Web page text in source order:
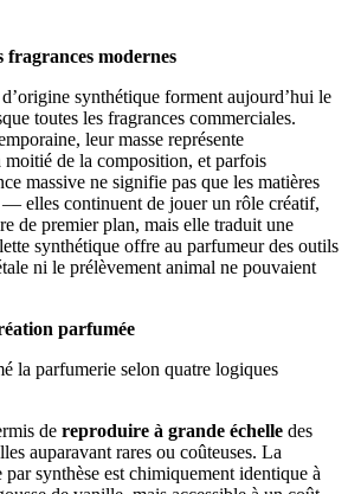
modernes
synthétique forment aujourd’hui le
toutes les fragrances commerciales.
leur masse représente
moitié de la composition, et parfois
massive ne signifie pas que les matières
— elles continuent de jouer un rôle créatif,
de premier plan, mais elle traduit une
synthétique offre au parfumeur des outils
ni le prélèvement animal ne pouvaient
parfumée
la parfumerie selon quatre logiques
de reproduire à grande échelle des
auparavant rares ou coûteuses. La
synthèse est chimiquement identique à